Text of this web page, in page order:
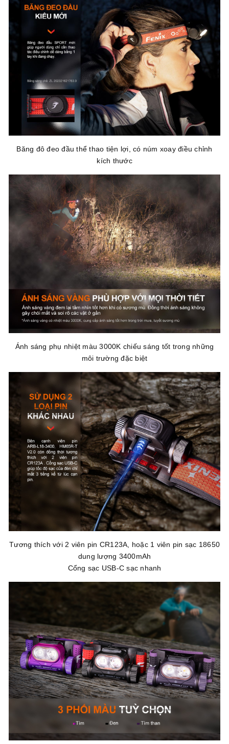
Băng đô đeo đầu thể thao tiện lợi, có núm xoay điều chỉnh
kích thước
Ánh sáng phụ nhiệt màu 3000K chiếu sáng tốt trong những
môi trường đặc biệt
Tương thích với 2 viên pin CR123A, hoặc 1 viên pin sạc 18650
dung lượng 3400mAh
Cổng sạc USB-C sạc nhanh